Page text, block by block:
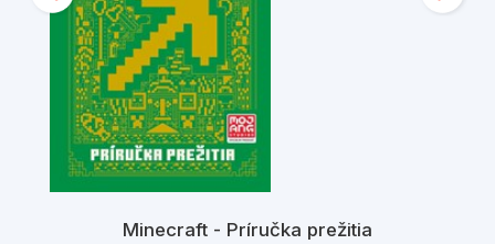
Minecraft - Príručka prežitia